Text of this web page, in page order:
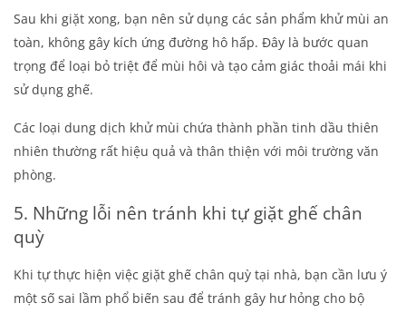
Sau khi giặt xong, bạn nên sử dụng các sản phẩm khử mùi an
toàn, không gây kích ứng đường hô hấp. Đây là bước quan
trọng để loại bỏ triệt để mùi hôi và tạo cảm giác thoải mái khi
sử dụng ghế.
Các loại dung dịch khử mùi chứa thành phần tinh dầu thiên
nhiên thường rất hiệu quả và thân thiện với môi trường văn
phòng.
5. Những lỗi nên tránh khi tự giặt ghế chân
quỳ
Khi tự thực hiện việc giặt ghế chân quỳ tại nhà, bạn cần lưu ý
một số sai lầm phổ biến sau để tránh gây hư hỏng cho bộ